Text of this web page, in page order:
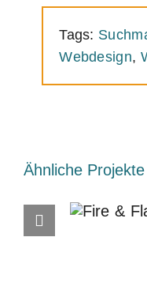
Tags:
Webdesign,
Ähnliche Projekte